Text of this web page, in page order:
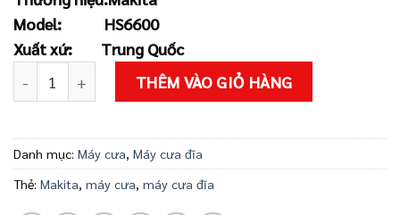
là:
2.650.000 ₫.
2.464.000
Model: HS6600
Xuất xứ: Trung Quốc
Máy cưa đĩa Makita HS6600 số lượng
THÊM VÀO GIỎ HÀNG
Danh mục: Máy cưa, Máy cưa đĩa
Thẻ: Makita, máy cưa, máy cưa đĩa